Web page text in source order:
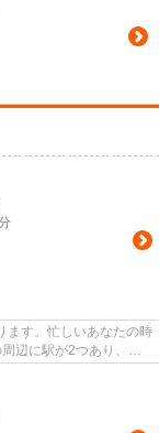
ます。忙しいあなたの時
辺に駅が2つあり、よ